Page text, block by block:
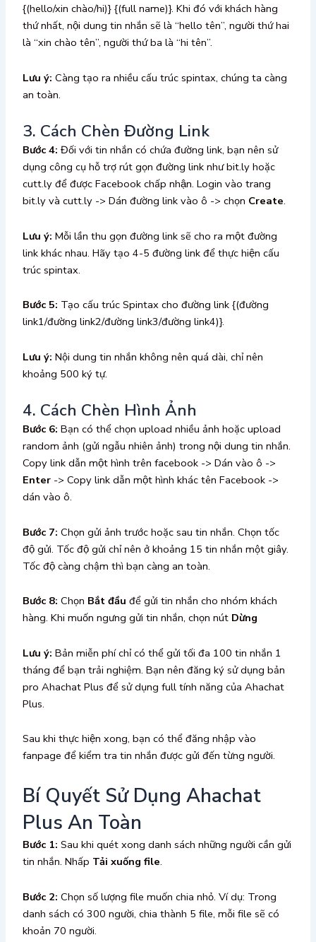
{(hello/xin chào/hi)} {(full name)}. Khi đó với khách hàng
thứ nhất, nội dung tin nhắn sẽ là “hello tên”, người thứ hai
là “xin chào tên”, người thứ ba là “hi tên”.
Lưu ý:Càng tạo ra nhiều cấu trúc spintax, chúng ta càng
an toàn.
3. Cách Chèn Đường Link
Bước 4: Đối với tin nhắn có chứa đường link, bạn nên sử
dụng công cụ hỗ trợ rút gọn đường link như bit.ly hoặc
cutt.ly để được Facebook chấp nhận. Login vào trang
bit.ly và cutt.ly -> Dán đường link vào ô -> chọn Create.
Lưu ý: Mỗi lần thu gọn đường link sẽ cho ra một đường
link khác nhau. Hãy tạo 4-5 đường link để thực hiện cấu
trúc spintax.
Bước 5: Tạo cấu trúc Spintax cho đường link {(đường
link1/đường link2/đường link3/đường link4)}.
Lưu ý:Nội dung tin nhắn không nên quá dài, chỉ nên
khoảng 500 ký tự.
4. Cách Chèn Hình Ảnh
Bước 6: Bạn có thể chọn upload nhiều ảnh hoặc upload
random ảnh (gửi ngẫu nhiên ảnh) trong nội dung tin nhắn.
Copy link dẫn một hình trên facebook -> Dán vào ô ->
Enter -> Copy link dẫn một hình khác tên Facebook ->
dán vào ô.
Bước 7: Chọn gửi ảnh trước hoặc sau tin nhắn. Chọn tốc
độ gửi. Tốc độ gửi chỉ nên ở khoảng 15 tin nhắn một giây.
Tốc độ càng chậm thì bạn càng an toàn.
Bước 8:Chọn Bắt đầu để gửi tin nhắn cho nhóm khách
hàng. Khi muốn ngưng gửi tin nhắn, chọn nút Dừng
Lưu ý:Bản miễn phí chỉ có thể gửi tối đa 100 tin nhắn 1
tháng để bạn trải nghiệm. Bạn nên đăng ký sử dụng bản
pro Ahachat Plus để sử dụng full tính năng của Ahachat
Plus.
Sau khi thực hiện xong, bạn có thể đăng nhập vào
fanpage để kiểm tra tin nhắn được gửi đến từng người.
Bí Quyết Sử Dụng Ahachat
Plus An Toàn
Bước 1: Sau khi quét xong danh sách những người cần gửi
tin nhắn. Nhấp Tải xuống file.
Bước 2: Chọn số lượng file muốn chia nhỏ. Ví dụ: Trong
danh sách có 300 người, chia thành 5 file, mỗi file sẽ có
khoản 70 người.